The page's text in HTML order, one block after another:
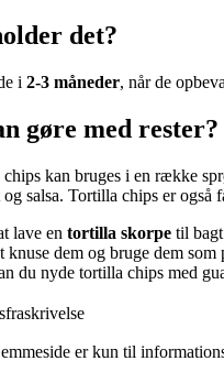
det?
i 2-3 måneder, når de
gøre med rester?
kan bruges i en række
salsa. Tortilla chips er også
lave en tortilla skorpe til
knuse dem og bruge dem
du nyde tortilla chips med
er kun til